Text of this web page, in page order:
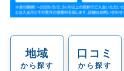
地域
から探す
口コミ
から探す